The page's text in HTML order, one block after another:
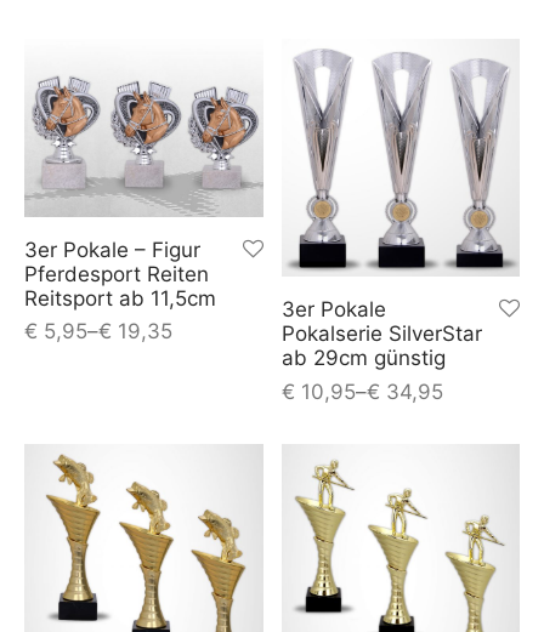
3er Pokale – Figur
Pferdesport Reiten
Reitsport ab 11,5cm
€ 5,95–€ 19,35
3er Pokale
Pokalserie SilverStar
ab 29cm günstig
€ 10,95–€ 34,95